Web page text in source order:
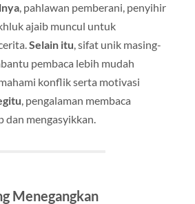
, pahlawan pemberani, penyihir
ajaib muncul untuk
Selain itu , sifat unik masing-
pembaca lebih mudah
konflik serta motivasi
, pengalaman membaca
mengasyikkan.
Menegangkan